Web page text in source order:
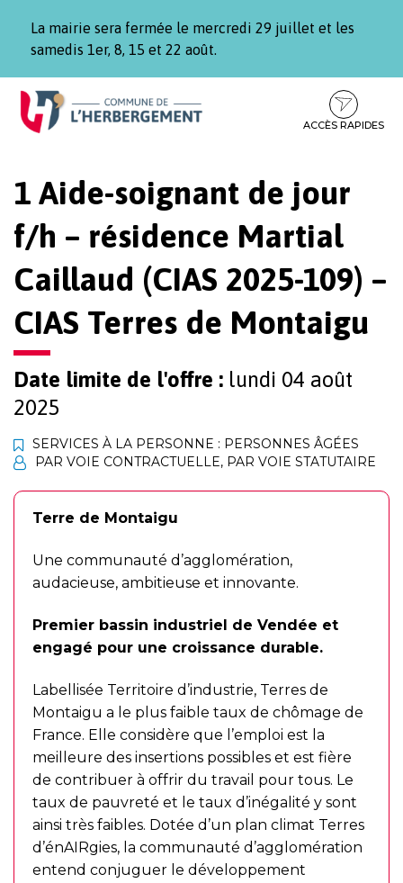
La mairie sera fermée le mercredi 29 juillet et les
samedis 1er, 8, 15 et 22 août.
Aller
Aller
contenu
Aller
pied
ACCÈS RAPIDES
1 Aide-soignant de jour
f/h – résidence Martial
Caillaud (CIAS 2025-109) –
CIAS Terres de Montaigu
Date limite de l'offre : lundi 04 août
2025
SERVICES À LA PERSONNE : PERSONNES ÂGÉES
PAR VOIE CONTRACTUELLE, PAR VOIE STATUTAIRE
Terre de Montaigu
Une communauté d’agglomération,
audacieuse, ambitieuse et innovante.
Premier bassin industriel de Vendée et
engagé pour une croissance durable.
Labellisée Territoire d’industrie, Terres de
Montaigu a le plus faible taux de chômage de
France. Elle considère que l’emploi est la
meilleure des insertions possibles et est fière
de contribuer à offrir du travail pour tous. Le
taux de pauvreté et le taux d’inégalité y sont
ainsi très faibles. Dotée d’un plan climat Terres
d’énAIRgies, la communauté d’agglomération
entend conjuguer le développement